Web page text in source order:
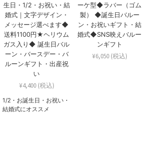
生日・1/2・お祝い・結
婚式｜文字デザイン・
メッセージ選べます◆
送料1100円★ヘリウム
ガス入り◆ 誕生日バル
ーン・バースデー・バ
ルーンギフト・出産祝
い
¥4,400 (税込)
1/2・お誕生日・お祝い・
結婚式にオススメ
ーケ型◆ラバー（ゴム
製） ◆誕生日バルー
ン・お祝いギフト・結
婚式◆SNS映えバルー
ンギフト
¥6,050 (税込)